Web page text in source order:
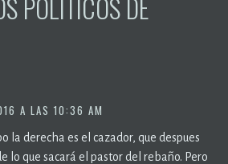
POLÍTICOS DE
A LAS 10:36 AM
la derecha es el cazador, que despues
lo que sacará el pastor del rebaño. Pero